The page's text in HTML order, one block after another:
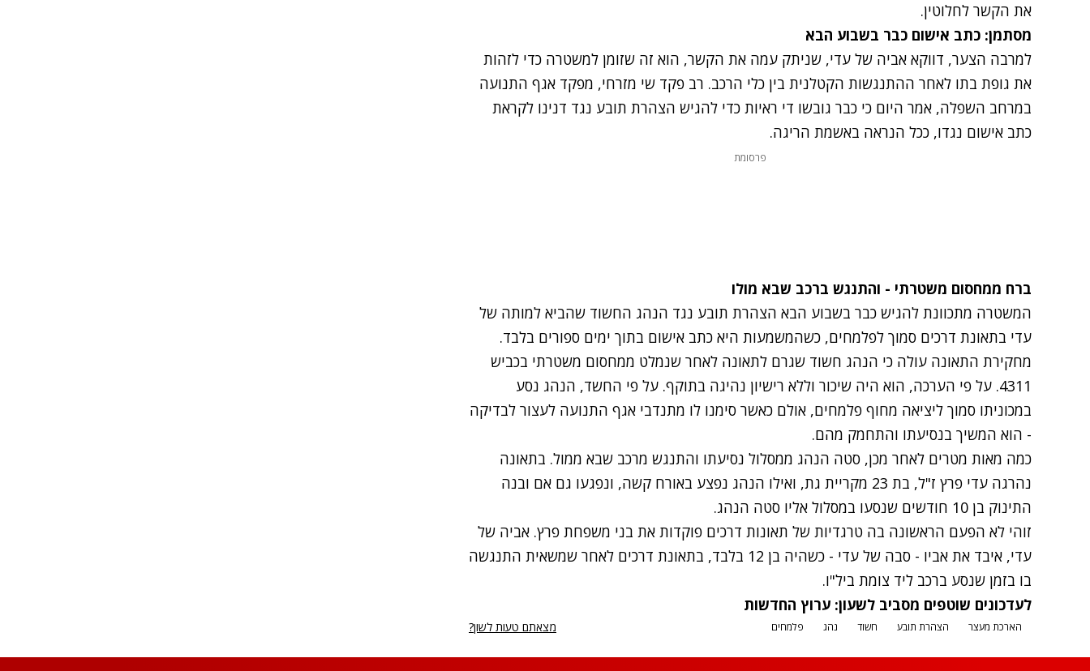
את הקשר לחלוטין.
מסתמן: כתב אישום כבר בשבוע הבא
למרבה הצער, דווקא אביה של עדי, שניתק עמה את הקשר, הוא זה שזומן למשטרה כדי לזהות
את גופת בתו לאחר ההתנגשות הקטלנית בין כלי הרכב. רב פקד שי מזרחי, מפקד אגף התנועה
במרחב השפלה, אמר היום כי כבר גובשו די ראיות כדי להגיש הצהרת תובע נגד דנינו לקראת
כתב אישום נגדו, ככל הנראה באשמת הריגה.
פרסומת
ברח ממחסום משטרתי - והתנגש ברכב שבא מולו
המשטרה מתכוונת להגיש כבר בשבוע הבא הצהרת תובע נגד הנהג החשוד שהביא למותה של
עדי בתאונת דרכים סמוך לפלמחים, כשהמשמעות היא כתב אישום בתוך ימים ספורים בלבד.
מחקירת התאונה עולה כי הנהג חשוד שגרם לתאונה לאחר שנמלט ממחסום משטרתי בכביש
4311. על פי הערכה, הוא היה שיכור וללא רישיון נהיגה בתוקף. על פי החשד, הנהג נסע
במכוניתו סמוך ליציאה מחוף פלמחים, אולם כאשר סימנו לו מתנדבי אגף התנועה לעצור לבדיקה
- הוא המשיך בנסיעתו והתחמק מהם.
כמה מאות מטרים לאחר מכן, סטה הנהג ממסלול נסיעתו והתנגש מרכב שבא ממול. בתאונה
נהרגה עדי פרץ ז"ל, בת 23 מקריית גת, ואילו הנהג נפצע באורח קשה, ונפגעו גם אם ובנה
התינוק בן 10 חודשים שנסעו במסלול אליו סטה הנהג.
זוהי לא הפעם הראשונה בה טרגדיות של תאונות דרכים פוקדות את בני משפחת פרץ. אביה של
עדי, איבד את אביו - סבה של עדי - כשהיה בן 12 בלבד, בתאונת דרכים לאחר שמשאית התנגשה
בו בזמן שנסע ברכב ליד צומת ביל"ו.
לעדכונים שוטפים מסביב לשעון: ערוץ החדשות
הארכת מעצר הצהרת תובע חשוד נהג פלמחים מצאתם טעות לשון?